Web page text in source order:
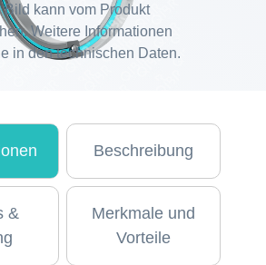
Bild kann vom Produkt
Weitere Informationen
in den technischen Daten.
Beschreibung
&
Merkmale und
Vorteile